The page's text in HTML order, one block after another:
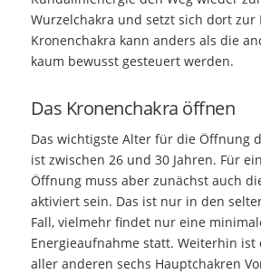
Wurzelchakra und setzt sich dort zur
Kronenchakra kann anders als die
kaum bewusst gesteuert werden.
Das Kronenchakra öffnen
Das wichtigste Alter für die Öffnung
ist zwischen 26 und 30 Jahren. Für
Öffnung muss aber zunächst auch
aktiviert sein. Das ist nur in den
Fall, vielmehr findet nur eine
Energieaufnahme statt. Weiterhin ist
aller anderen sechs Hauptchakren